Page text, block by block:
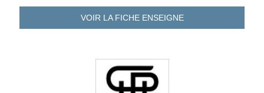
VOIR LA FICHEENSEIGNE